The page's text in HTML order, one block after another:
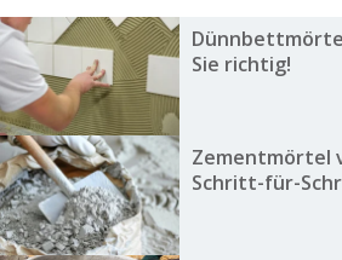
Sie richtig!
Zementmörtel
Schritt-für-